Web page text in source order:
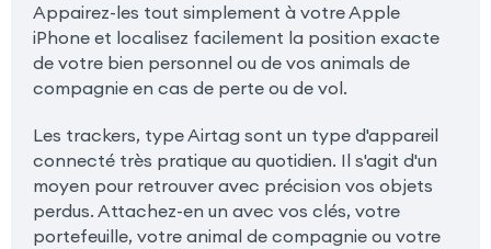
Appairez-les tout simplement à votre Apple
iPhone et localisez facilement la position exacte
de votre bien personnel ou de vos animals de
compagnie en cas de perte ou de vol.
Les trackers, type Airtag sont un type d'appareil
connecté très pratique au quotidien. Il s'agit d'un
moyen pour retrouver avec précision vos objets
perdus. Attachez-en un avec vos clés, votre
portefeuille, votre animal de compagnie ou votre